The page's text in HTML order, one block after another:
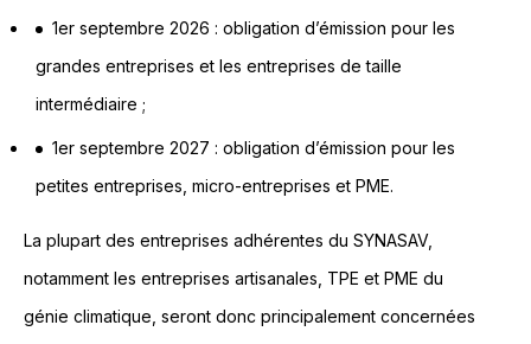
1er septembre 2026 : obligation d’émission pour les
grandes entreprises et les entreprises de taille
intermédiaire ;
1er septembre 2027 : obligation d’émission pour les
petites entreprises, micro-entreprises et PME.
La plupart des entreprises adhérentes du SYNASAV,
notamment les entreprises artisanales, TPE et PME du
génie climatique, seront donc principalement concernées